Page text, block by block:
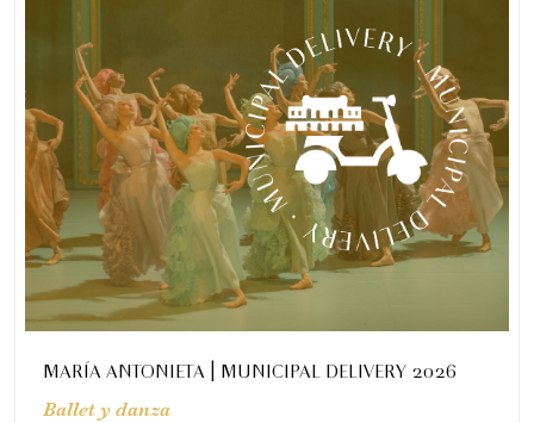
MARÍA ANTONIETA | MUNICIPAL DELIVERY 2026
Ballet y danza